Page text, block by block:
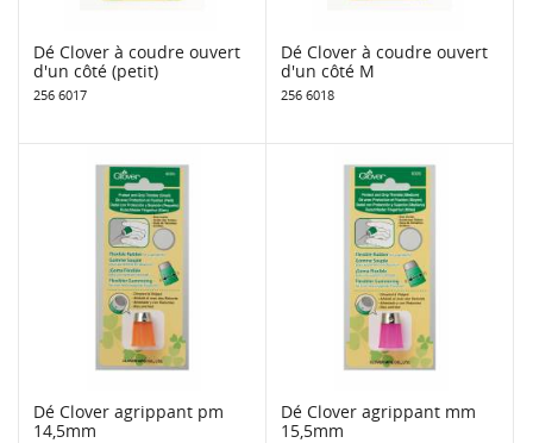
Dé Clover à coudre ouvert
d'un côté (petit)
256 6017
Dé Clover à coudre ouvert
d'un côté M
256 6018
Dé Clover agrippant pm
14,5mm
Dé Clover agrippant mm
15,5mm